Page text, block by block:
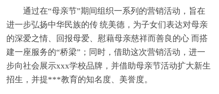
通过在“母亲节”期间组织一系列的营销活动，旨在
进一步弘扬中华民族的传 统美德，为子女们表达对母亲
的深爱之情、回报母爱、慰藉母亲慈祥而善良的心 而搭
建一座服务的“桥梁”；同时，借助这次营销活动，进一
步向社会展示xxx学校品牌，并借助母亲节活动扩大新生
招生，并提***教育的知名度、美誉度。